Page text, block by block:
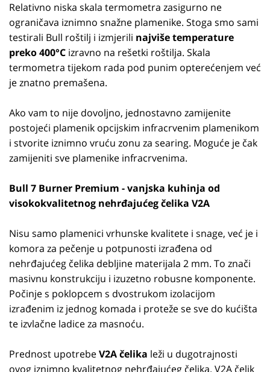
Relativno niska skala termometra zasigurno ne
ograničava iznimno snažne plamenike. Stoga smo sami
testirali Bull roštilj i izmjerili najviše temperature
preko 400°C izravno na rešetki roštilja. Skala
termometra tijekom rada pod punim opterećenjem već
je znatno premašena.
Ako vam to nije dovoljno, jednostavno zamijenite
postojeći plamenik opcijskim infracrvenim plamenikom
i stvorite iznimno vruću zonu za searing. Moguće je čak
zamijeniti sve plamenike infracrvenima.
Bull 7 Burner Premium - vanjska kuhinja od
visokokvalitetnog nehrđajućeg čelika V2A
Nisu samo plamenici vrhunske kvalitete i snage, već je i
komora za pečenje u potpunosti izrađena od
nehrđajućeg čelika debljine materijala 2 mm. To znači
masivnu konstrukciju i izuzetno robusne komponente.
Počinje s poklopcem s dvostrukom izolacijom
izrađenim iz jednog komada i proteže se sve do kućišta
te izvlačne ladice za masnoću.
Prednost upotrebeV2A čelika leži u dugotrajnosti
ovog iznimno kvalitetnog nehrđajućeg čelika. V2A čelik